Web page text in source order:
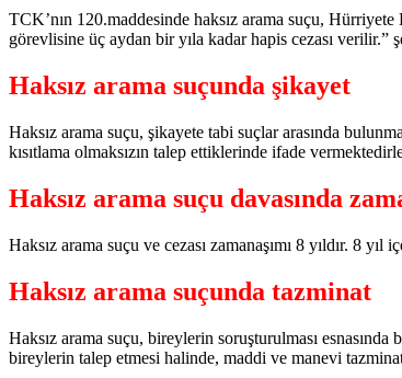
TCK’nın 120.maddesinde haksız arama suçu,
görevlisine üç aydan bir yıla kadar hapis cezası verilir.”
Haksız arama suçunda şikayet
Haksız arama suçu, şikayete tabi suçlar arasında
kısıtlama olmaksızın talep ettiklerinde ifade
Haksız arama suçu davasında
Haksız arama suçu ve cezası zamanaşımı 8 yıldır. 8
Haksız arama suçunda tazminat
Haksız arama suçu, bireylerin soruşturulması
bireylerin talep etmesi halinde, maddi ve manevi